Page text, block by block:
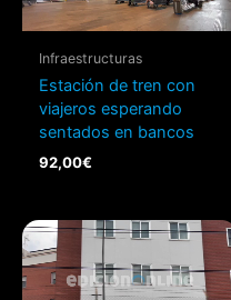
Infraestructuras
Estación de tren con
viajeros esperando
sentados en bancos
92,00€